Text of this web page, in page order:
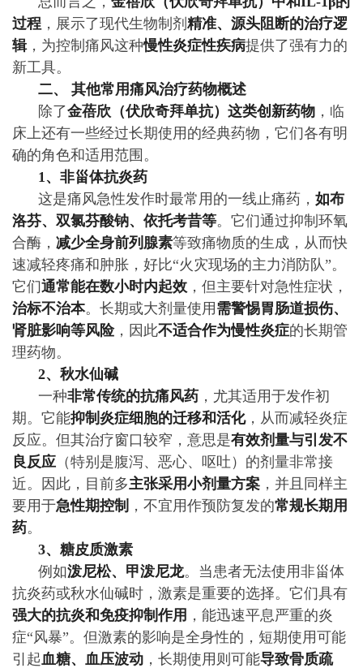
过程 ，展示了现代生物制剂 精准、源头阻断的治疗逻
辑，为控制痛风这种慢性炎症性疾病提供了强有力的
新工具。
二、 其他常用痛风治疗药物概述
除了金蓓欣（伏欣奇拜单抗）这类创新药物 ，临
床上还有一些经过长期使用的经典药物，它们各有明
确的角色和适用范围。
1、非甾体抗炎药
这是痛风急性发作时最常用的一线止痛药， 如布
洛芬、双氯芬酸钠、依托考昔等。它们通过抑制环氧
合酶， 减少全身前列腺素等致痛物质的生成，从而快
速减轻疼痛和肿胀，好比“火灾现场的主力消防队”。
它们通常能在数小时内起效 ，但主要针对急性症状，
治标不治本。长期或大剂量使用 需警惕胃肠道损伤、
肾脏影响等风险，因此不适合作为慢性炎症的长期管
理药物。
2、秋水仙碱
一种非常传统的抗痛风药 ，尤其适用于发作初
期。它能抑制炎症细胞的迁移和活化，从而减轻炎症
反应。但其治疗窗口较窄，意思是有效剂量与引发不
良反应 （特别是腹泻、恶心、呕吐）的剂量非常接
近。因此，目前多主张采用小剂量方案 ，并且同样主
要用于急性期控制 ，不宜用作预防复发的常规长期用
药。
3、糖皮质激素
例如泼尼松、甲泼尼龙。当患者无法使用非甾体
抗炎药或秋水仙碱时，激素是重要的选择。它们具有
强大的抗炎和免疫抑制作用 ，能迅速平息严重的炎
症“风暴”。但激素的影响是全身性的，短期使用可能
引起血糖、血压波动 ，长期使用则可能导致骨质疏